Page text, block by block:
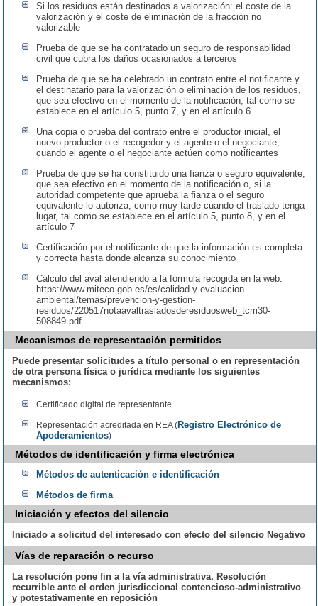
Si los residuos están destinados a valorización: el coste de la
valorización y el coste de eliminación de la fracción no
valorizable
Prueba de que se ha contratado un seguro de responsabilidad
civil que cubra los daños ocasionados a terceros
Prueba de que se ha celebrado un contrato entre el notificante y
el destinatario para la valorización o eliminación de los residuos,
que sea efectivo en el momento de la notificación, tal como se
establece en el artículo 5, punto 7, y en el artículo 6
Una copia o prueba del contrato entre el productor inicial, el
nuevo productor o el recogedor y el agente o el negociante,
cuando el agente o el negociante actúen como notificantes
Prueba de que se ha constituido una fianza o seguro equivalente,
que sea efectivo en el momento de la notificación o, si la
autoridad competente que aprueba la fianza o el seguro
equivalente lo autoriza, como muy tarde cuando el traslado tenga
lugar, tal como se establece en el artículo 5, punto 8, y en el
artículo 7
Certificación por el notificante de que la información es completa
y correcta hasta donde alcanza su conocimiento
Cálculo del aval atendiendo a la fórmula recogida en la web:
https://www.miteco.gob.es/es/calidad-y-evaluacion-
ambiental/temas/prevencion-y-gestion-
residuos/220517notaavaltrasladosderesiduosweb_tcm30-
508849.pdf
Mecanismos de representación permitidos
Puede presentar solicitudes a título personal o en representación
de otra persona física o jurídica mediante los siguientes
mecanismos:
Certificado digital de representante
Representación acreditada en REA (Registro Electrónico de
Apoderamientos)
Métodos de identificación y firma electrónica
Métodos de autenticación e identificación
Métodos de firma
Iniciación y efectos del silencio
Iniciado a solicitud del interesado con efecto del silencio Negativo
Vías de reparación o recurso
La resolución pone fin a la vía administrativa. Resolución
recurrible ante el orden jurisdiccional contencioso-administrativo
y potestativamente en reposición